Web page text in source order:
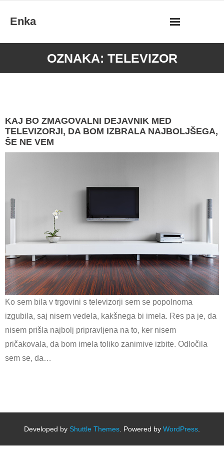
Enka
OZNAKA: TELEVIZOR
KAJ BO ZMAGOVALNI DEJAVNIK MED
TELEVIZORJI, DA BOM IZBRALA NAJBOLJŠEGA,
ŠE NE VEM
Ko sem bila v trgovini s televizorji sem se popolnoma
izgubila, saj nisem vedela, kakšnega bi imela. Res pa je, da
nisem prišla najbolj pripravljena na to, ker nisem
pričakovala, da bom imela toliko zanimive izbite. Odločila
sem se, da…
Developed by Shuttle Themes . Powered by WordPress